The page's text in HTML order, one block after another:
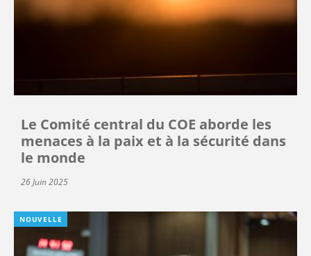
Le Comité central du COE aborde les
menaces à la paix et à la sécurité dans
le monde
26 Juin 2025
NOUVELLE